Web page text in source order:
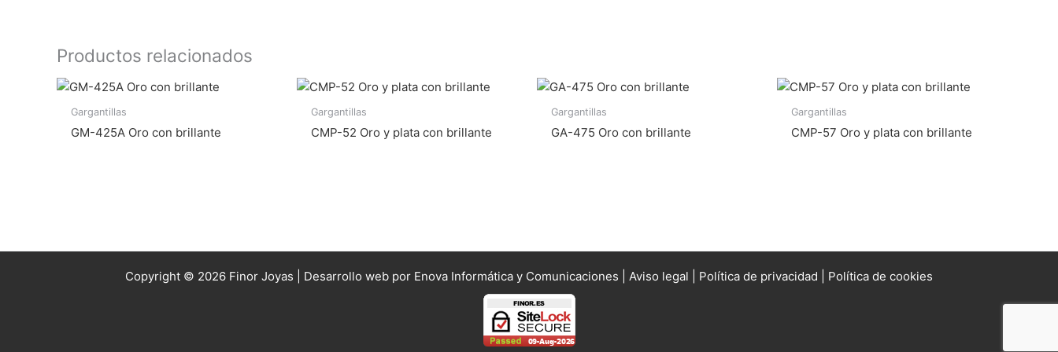
Productos relacionados
Gargantillas
GM-425A Oro con brillante
Gargantillas
CMP-52 Oro y plata con brillante
Gargantillas
GA-475 Oro con brillante
Gargantillas
CMP-57 Oro y plata con brillante
Copyright © 2026 Finor Joyas | Desarrollo web por Enova Informática y Comunicaciones | Aviso legal Política de privacidad Política de cookies